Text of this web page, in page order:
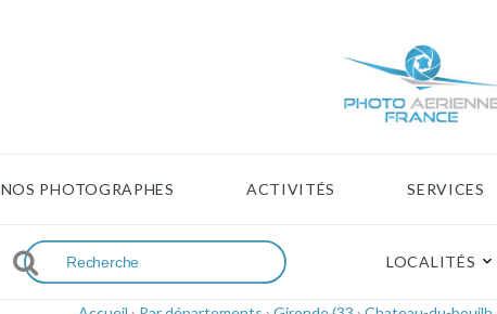
NOS PHOTOGRAPHES ACTIVITÉS SERVICES
LOCALITÉS